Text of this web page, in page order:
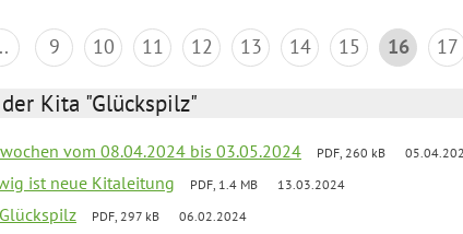
9 10 11 12 13 14 15 16 17
Kita "Glückspilz"
vom 08.04.2024 bis 03.05.2024 PDF, 260 kB
ist neue Kitaleitung PDF, 1.4 MB 13.03.2024
PDF, 297 kB 06.02.2024